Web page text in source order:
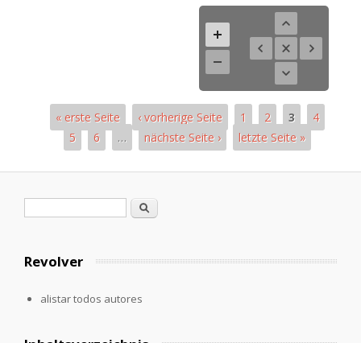
« erste Seite ‹ vorherige Seite 1 2 3
4
5
6 … nächste Seite › letzte Seite »
Formulario de búsqueda
Buscar
Revolver
alistar todos autores